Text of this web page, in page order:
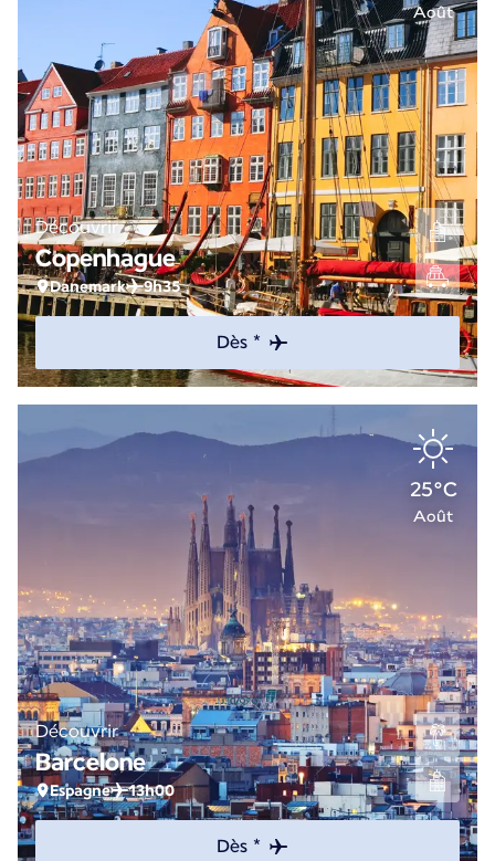
Août
Découvrir
Copenhague
Danemark 9h35
Dès *
25°C
Août
Découvrir
Barcelone
Espagne 13h00
Dès *